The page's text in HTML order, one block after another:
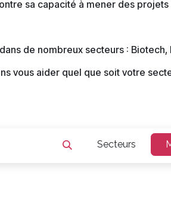
sa capacité à mener des projets
de nombreux secteurs :
vous aider quel que soit votre
Secteurs